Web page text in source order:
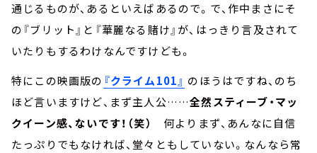
通じるものが、あるといえばあるので。で、作中まさにそ
の『ブリット』と『華麗なる賭け』が、はっきり言及されて
いたりもするわけなんですけども。
特にこの映画版の 『クライム101』 のほうはですね、のち
ほど言いますけど、まず主人公……全然スティーブ・マッ
クイーン感、ないです！（笑） 何よりまず、あんなに自信
たっぷりでもなければ、堂々ともしていない。なんなら常